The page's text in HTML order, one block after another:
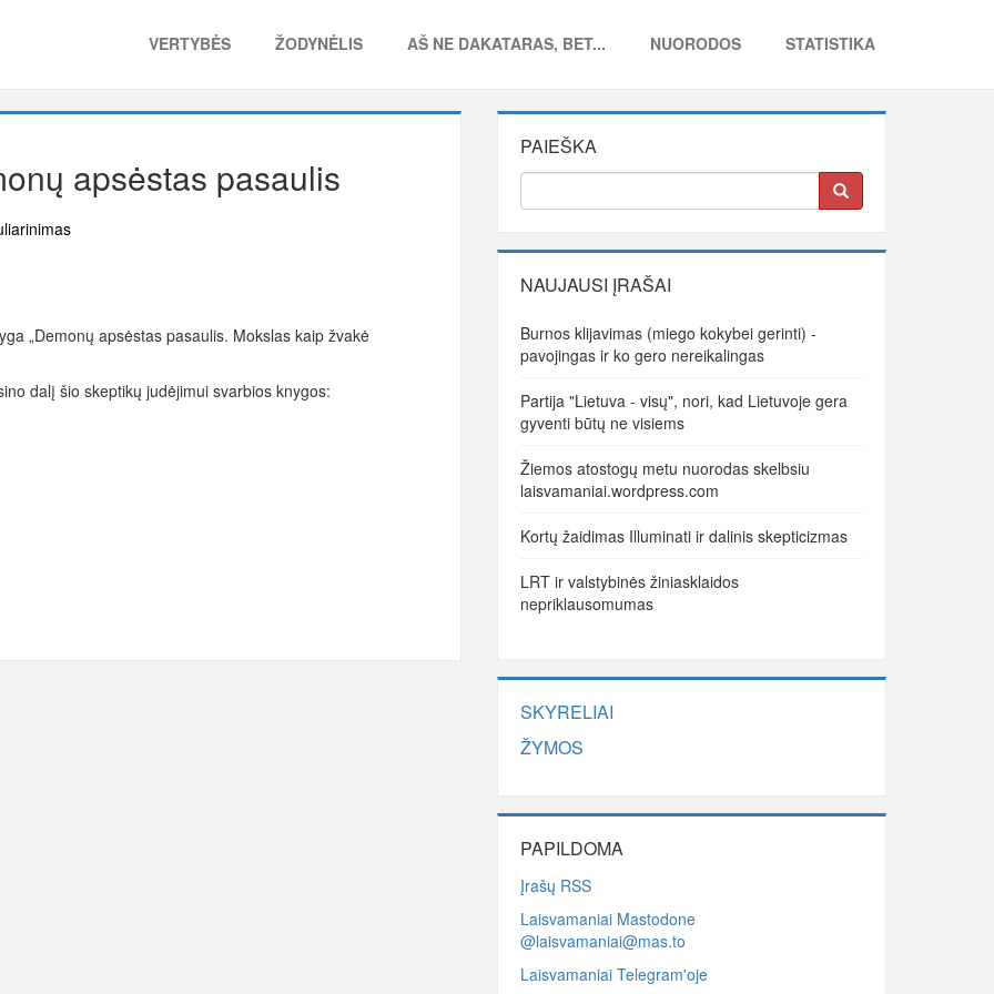
VERTYBĖS ŽODYNĖLIS AŠ NE DAKATARAS, BET... NUORODOS STATISTIKA
apsėstas pasaulis
„Demonų apsėstas pasaulis. Mokslas kaip žvakė
dalį šio skeptikų judėjimui svarbios knygos:
PAIEŠKA
NAUJAUSI ĮRAŠAI
Burnos klijavimas (miego kokybei gerinti) -
pavojingas ir ko gero nereikalingas
Partija "Lietuva - visų", nori, kad Lietuvoje gera
gyventi būtų ne visiems
Žiemos atostogų metu nuorodas skelbsiu
laisvamaniai.wordpress.com
Kortų žaidimas Illuminati ir dalinis skepticizmas
LRT ir valstybinės žiniasklaidos
nepriklausomumas
SKYRELIAI
ŽYMOS
PAPILDOMA
Įrašų RSS
Laisvamaniai Mastodone
@laisvamaniai@mas.to
Laisvamaniai Telegram'oje